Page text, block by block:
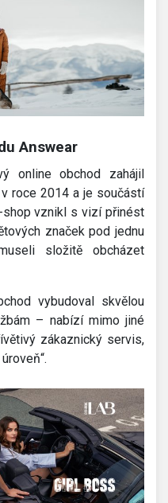
Answear
online obchod zahájil
roce 2014 a je součástí
shop vznikl s vizí přinést
značek pod jednu
složitě obcházet
vybudoval skvělou
– nabízí mimo jiné
zákaznický servis,